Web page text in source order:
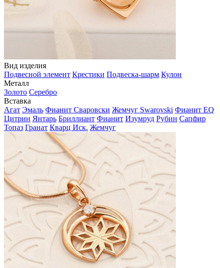
Вид изделия
Подвесной элемент Крестики Подвеска-шарм Кулон
Металл
Золото Серебро
Вставка
Агат Эмаль Фианит Сваровски Жемчуг Swarovski Фианит EQ
Цитрин Янтарь Бриллиант Фианит Изумруд Рубин Сапфир
Топаз Гранат Кварц Иск. Жемчуг